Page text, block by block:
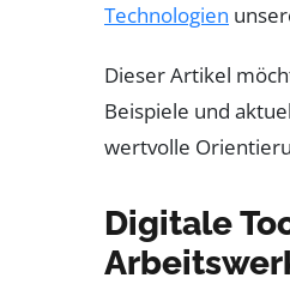
Technologien
Dieser Artikel
Beispiele und
wertvolle
Digitale